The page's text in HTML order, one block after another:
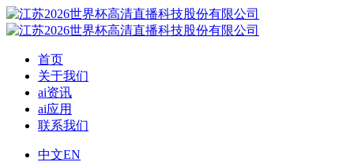
首页
关于我们
ai资讯
ai应用
联系我们
中文EN